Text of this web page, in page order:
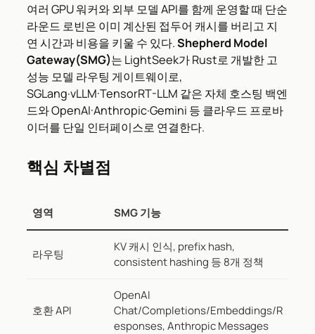
여러 GPU 워커와 외부 모델 API를 함께 운영할 때 단순
라운드 로빈은 이미 계산된 접두어 캐시를 버리고 지
연 시간과 비용을 키울 수 있다.Shepherd Model
Gateway(SMG)는 LightSeek가 Rust로 개발한 고
성능 모델 라우팅 게이트웨이로,
SGLang·vLLM·TensorRT-LLM 같은 자체 호스팅 백엔
드와 OpenAI·Anthropic·Gemini 등 클라우드 프로바
이더를 단일 인터페이스로 연결한다.
핵심 차별점
영역 SMG 기능
라우팅
KV 캐시 인식, prefix hash,
consistent hashing 등 8개 정책
호환 API
OpenAI
Chat/Completions/Embeddings/R
esponses, Anthropic Messages